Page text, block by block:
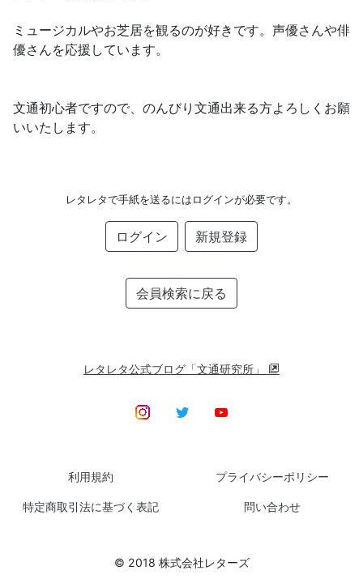
ミュージカルやお芝居を観るのが好きです。声優さんや俳
優さんを応援しています。
文通初心者ですので、のんびり文通出来る方よろしくお願
いいたします。
レタレタで手紙を送るにはログインが必要です。
ログイン 新規登録
会員検索に戻る
レタレタ公式ブログ「文通研究所」
利用規約 プライバシーポリシー
特定商取引法に基づく表記 問い合わせ
© 2018 株式会社レターズ